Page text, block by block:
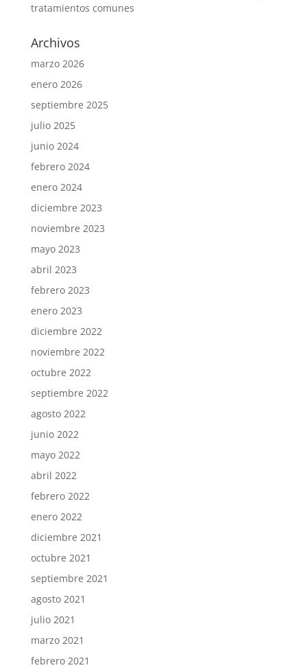
tratamientos comunes
Archivos
marzo 2026
enero 2026
septiembre 2025
julio 2025
junio 2024
febrero 2024
enero 2024
diciembre 2023
noviembre 2023
mayo 2023
abril 2023
febrero 2023
enero 2023
diciembre 2022
noviembre 2022
octubre 2022
septiembre 2022
agosto 2022
junio 2022
mayo 2022
abril 2022
febrero 2022
enero 2022
diciembre 2021
octubre 2021
septiembre 2021
agosto 2021
julio 2021
marzo 2021
febrero 2021